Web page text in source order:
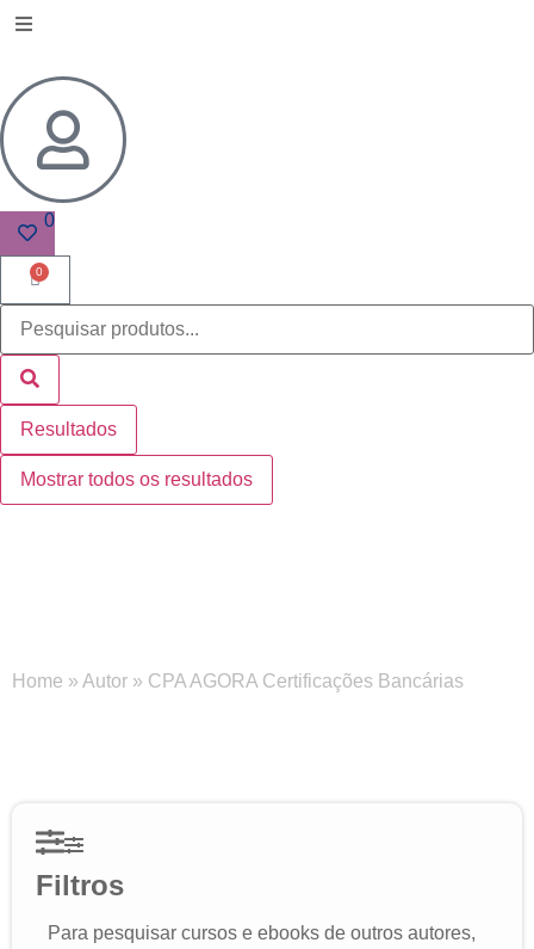
0
0
Resultados
Mostrar todos os resultados
Home » Autor » CPA AGORA Certificações Bancárias
Filtros
Para pesquisar cursos e ebooks de outros autores,